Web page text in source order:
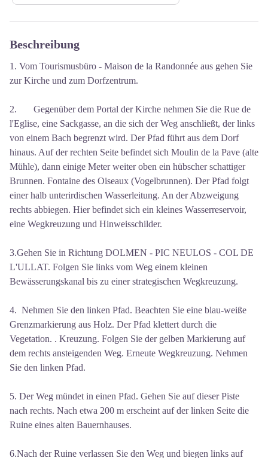
Beschreibung
1. Vom Tourismusbüro - Maison de la Randonnée aus gehen Sie
zur Kirche und zum Dorfzentrum.
2. Gegenüber dem Portal der Kirche nehmen Sie die Rue de
l'Eglise, eine Sackgasse, an die sich der Weg anschließt, der links
von einem Bach begrenzt wird. Der Pfad führt aus dem Dorf
hinaus. Auf der rechten Seite befindet sich Moulin de la Pave (alte
Mühle), dann einige Meter weiter oben ein hübscher schattiger
Brunnen. Fontaine des Oiseaux (Vogelbrunnen). Der Pfad folgt
einer halb unterirdischen Wasserleitung. An der Abzweigung
rechts abbiegen. Hier befindet sich ein kleines Wasserreservoir,
eine Wegkreuzung und Hinweisschilder.
3.Gehen Sie in Richtung DOLMEN - PIC NEULOS - COL DE
L'ULLAT. Folgen Sie links vom Weg einem kleinen
Bewässerungskanal bis zu einer strategischen Wegkreuzung.
4. Nehmen Sie den linken Pfad. Beachten Sie eine blau-weiße
Grenzmarkierung aus Holz. Der Pfad klettert durch die
Vegetation. . Kreuzung. Folgen Sie der gelben Markierung auf
dem rechts ansteigenden Weg. Erneute Wegkreuzung. Nehmen
Sie den linken Pfad.
5. Der Weg mündet in einen Pfad. Gehen Sie auf dieser Piste
nach rechts. Nach etwa 200 m erscheint auf der linken Seite die
Ruine eines alten Bauernhauses.
6.Nach der Ruine verlassen Sie den Weg und biegen links auf